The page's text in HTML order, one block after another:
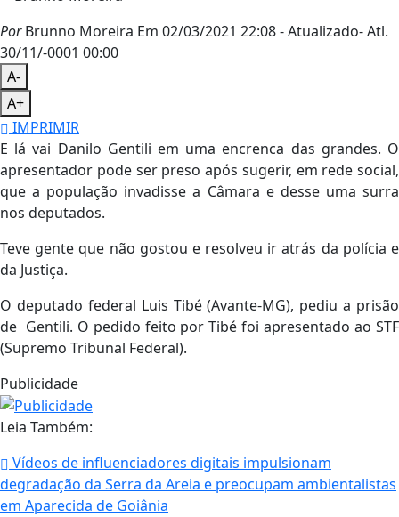
PorBrunno Moreira Em 02/03/2021 22:08- Atualizado- Atl.
30/11/-0001 00:00
A-
A+
IMPRIMIR
E lá vai Danilo Gentili em uma encrenca das grandes. O
apresentador pode ser preso após sugerir, em rede social,
que a população invadisse a Câmara e desse uma surra
nos deputados.
Teve gente que não gostou e resolveu ir atrás da polícia e
da Justiça.
O deputado federal Luis Tibé (Avante-MG), pediu a prisão
de Gentili. O pedido feito por Tibé foi apresentado ao STF
(Supremo Tribunal Federal).
Publicidade
Leia Também:
Vídeos de influenciadores digitais impulsionam
degradação da Serra da Areia e preocupam ambientalistas
em Aparecida de Goiânia